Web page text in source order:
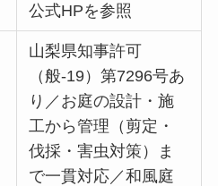
公式HPを参照
山梨県知事許可
（般-19）第7296号あ
り／お庭の設計・施
工から管理（剪定・
伐採・害虫対策）ま
で一貫対応／和風庭